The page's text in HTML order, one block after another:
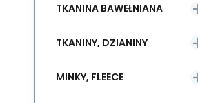
TKANINA BAWEŁNIANA
TKANINY, DZIANINY
MINKY, FLEECE